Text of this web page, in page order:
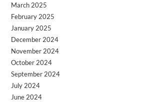
March 2025
February 2025
January 2025
December 2024
November 2024
October 2024
September 2024
July 2024
June 2024